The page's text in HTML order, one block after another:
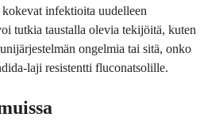
infektioita uudelleen
tutkia taustalla olevia tekijöitä, kuten
ongelmia tai sitä, onko
laji resistentti fluconatsolille.